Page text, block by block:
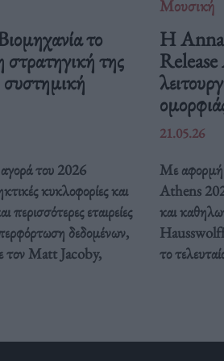
το
της
συστημική
του 2026
κυκλοφορίες και
εταιρείες
δεδομένων,
τον Matt Jacoby,
Μουσική
Η Anna
21.05.26
Με αφορμή
Athens
και
το